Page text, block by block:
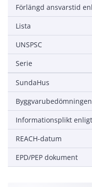
Lista
UNSPSC
Serie
SundaHus
Byggvarubedömningen
REACH-datum
EPD/PEP dokument